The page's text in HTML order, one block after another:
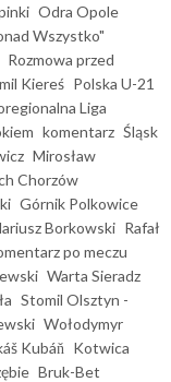
Odra Opole
Wszystko"
Rozmowa przed
Kiereś Polska U-21
Liga
komentarz Śląsk
Mirosław
Chorzów
Górnik Polkowice
Borkowski Rafał
po meczu
Warta Sieradz
Stomil Olsztyn -
Wołodymyr
Kubáň Kotwica
Bruk-Bet